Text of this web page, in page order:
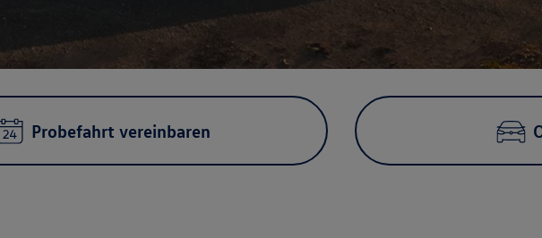
Probefahrt vereinbaren